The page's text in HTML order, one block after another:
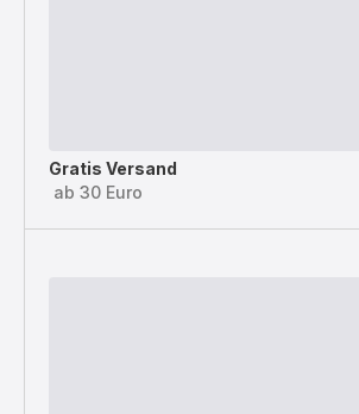
Gratis Versand
ab 30 Euro